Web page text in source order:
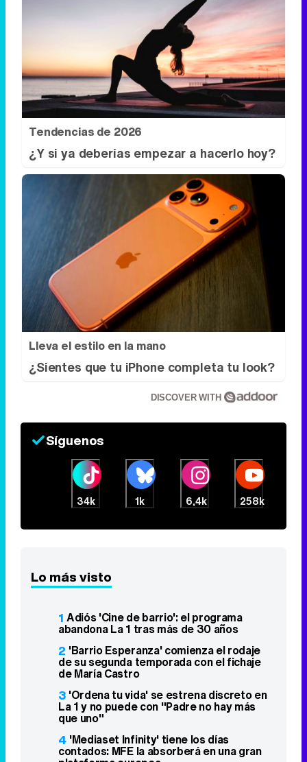
Tendencias de 2026
¿Y si ya deberías empezar a hacerlo hoy?
Lleva el estilo en la mano
¿Sientes que tu iPhone completa tu look?
DISCOVER WITH
Síguenos
34k 1k 6,4k 258k
Lo más visto
1 Adiós 'Cine de barrio': el programa
abandona La 1 tras más de 30 años
2 'Barrio Esperanza' comienza el rodaje
de su segunda temporada con el fichaje
de María Castro
3 'Ordena tu vida' se estrena discreto en
La 1 y no puede con "Padre no hay más
que uno"
4 'Mediaset Infinity' tiene los días
contados: MFE la absorberá en una gran